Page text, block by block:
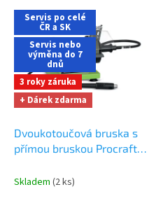
V
p
p
Servis po celé
ČR a SK
Servis nebo
výměna do 7
dnů
3 roky záruka
+ Dárek zdarma
Dvoukotoučová bruska s
přímou bruskou Procraft
zdarma při nákupu na e-
Skladem (2 ks)